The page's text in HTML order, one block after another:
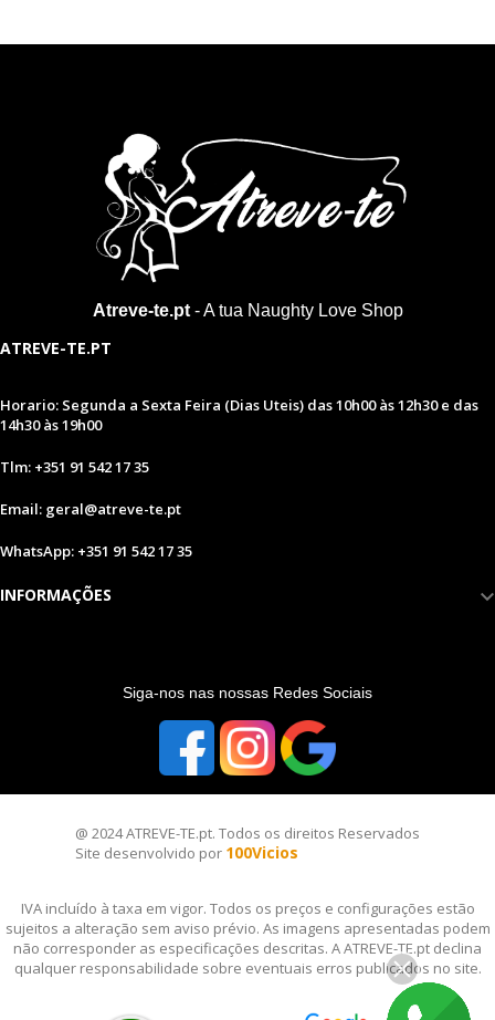
Atreve-te.pt- A tua Naughty Love Shop
ATREVE-TE.PT
Horario: Segunda a Sexta Feira (Dias Uteis) das 10h00 às 12h30 e das
14h30 às 19h00
Tlm: +351 91 542 17 35
Email: geral@atreve-te.pt
WhatsApp: +351 91 542 17 35
INFORMAÇÕES
Siga-nos nas nossas Redes Sociais
@ 2024 ATREVE-TE.pt. Todos os direitos Reservados
Site desenvolvido por 100Vicios
IVA incluído à taxa em vigor. Todos os preços e configurações estão
sujeitos a alteração sem aviso prévio. As imagens apresentadas podem
não corresponder as especificações descritas. A ATREVE-TE.pt declina
qualquer responsabilidade sobre eventuais erros publicados no site.